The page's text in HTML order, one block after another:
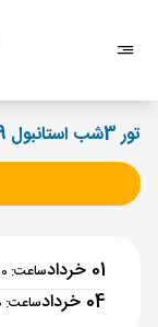
تور 3شب استانبول 29خرداد 1405
01 خرداد ساعت: 07:00
04 خرداد ساعت: 10:30